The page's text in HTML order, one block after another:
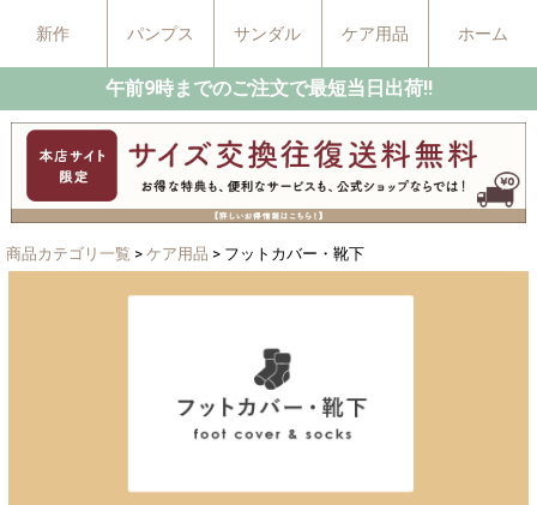
新作 パンプス サンダル ケア用品 ホーム
午前9時までのご注文で最短当日出荷!!
商品カテゴリ一覧 > ケア用品 > フットカバー・靴下